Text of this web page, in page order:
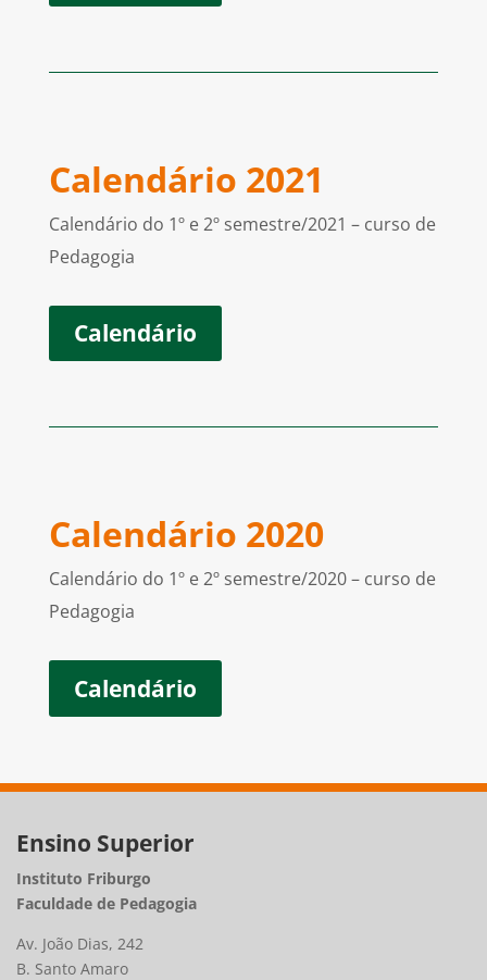
Calendário 2021
Calendário do 1º e 2º semestre/2021 – curso de
Pedagogia
Calendário
Calendário 2020
Calendário do 1º e 2º semestre/2020 – curso de
Pedagogia
Calendário
Ensino Superior
Instituto Friburgo
Faculdade de Pedagogia
Av. João Dias, 242
B. Santo Amaro